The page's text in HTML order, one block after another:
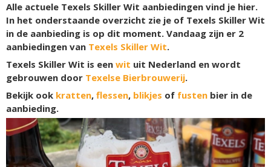
Alle actuele Texels Skiller Wit aanbiedingen vind je hier.
In het onderstaande overzicht zie je of Texels Skiller Wit
in de aanbieding is op dit moment. Vandaag zijn er 2
aanbiedingen van Texels Skiller Wit.
Texels Skiller Wit is een wit uit Nederland en wordt
gebrouwen door Texelse Bierbrouwerij.
Bekijk ook kratten, flessen, blikjes of fusten bier in de
aanbieding.